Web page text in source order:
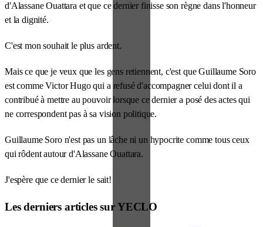
d'Alassane Ouattara et que ce dernier finisse son règne dans l'honneur
et la dignité.
C'est mon souhait le plus ardent.
Mais ce que je veux que les gens retiennent, c'est que Guillaume Soro
est comme Victor Hugo qui a refusé d'accompagner celui dont il a
contribué à mettre au pouvoir lorsque ce dernier a posé des actes qui
ne correspondent pas à sa vision politique.
Guillaume Soro n'est pas un lâche ni un hypocrite comme tous ceux
qui rôdent autour d'Alassane Ouattara.
J'espère que ce dernier le sait!
Les derniers articles sur YECLO